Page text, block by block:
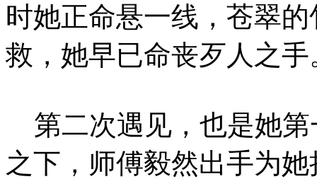
时她正命悬一线，苍翠
救，她早已命丧歹人之手
第二次遇见，也是她第
之下，师傅毅然出手为